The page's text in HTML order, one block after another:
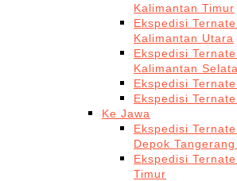
Kalimantan Timur
Ekspedisi
Kalimantan Utara
Ekspedisi
Kalimantan
Ekspedisi
Ekspedisi
Ke Jawa
Ekspedisi
Depok
Ekspedisi
Timur